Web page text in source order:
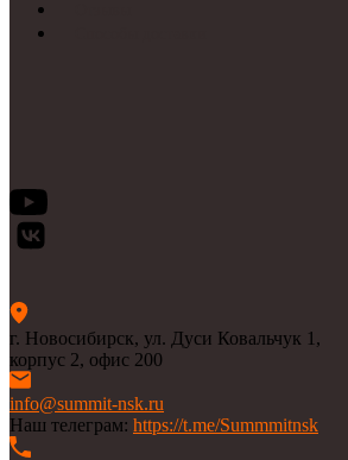
г. Новосибирск, ул. Дуси Ковальчук 1,
корпус 2, офис 200
info@summit-nsk.ru
Наш телеграм: https://t.me/Summmitnsk